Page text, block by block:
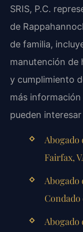
SRIS, P.C.
de
de familia,
manutención de
y cumplimiento
más
pueden
Abogado
Fairfax,
Abogado
Abogado